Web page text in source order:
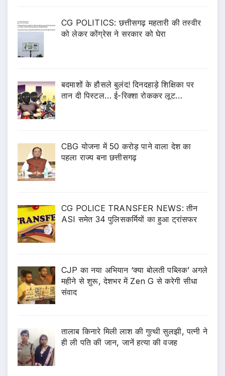
CG POLITICS: छत्तीसगढ़ महतारी की तस्वीर
को लेकर कोंग्रेस ने सरकार को घेरा
बदमाशों के हौसले बुलंद! दिनदहाड़े शिक्षिका पर
तान दी पिस्टल… ई-रिक्शा रोककर लूट…
CBG योजना में 50 करोड़ पाने वाला देश का
पहला राज्य बना छत्तीसगढ़
CG POLICE TRANSFER NEWS: तीन
ASI समेत 34 पुलिसकर्मियों का हुआ ट्रांसफर
CJP का नया अभियान ‘क्या बोलती पब्लिक’ अगले
महीने से शुरू, देशभर में Zen G से करेगी सीधा
संवाद
तालाब किनारे मिली लाश की गुत्थी सुलझी, पत्नी ने
ही ली पति की जान, जानें हत्या की वजह